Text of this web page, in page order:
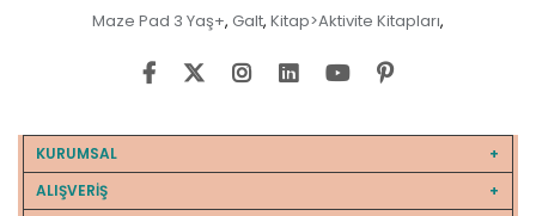
Maze Pad 3 Yaş+, Galt, Kitap>Aktivite Kitapları,
KURUMSAL
ALIŞVERİŞ